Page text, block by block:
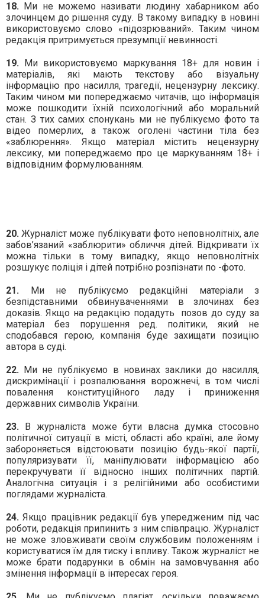
18. Ми не можемо називати людину хабарником або
злочинцем до рішення суду. В такому випадку в новині
використовуємо слово «підозрюваний». Таким чином
редакція притримується презумпції невинності.
19. Ми використовуємо маркування 18+ для новин і
матеріалів, які мають текстову або візуальну
інформацію про насилля, трагедії, нецензурну лексику.
Таким чином ми попереджаємо читачів, що інформація
може пошкодити їхній психологічний або моральний
стан. З тих самих спонукань ми не публікуємо фото та
відео померлих, а також оголені частини тіла без
«заблюрення». Якщо матеріал містить нецензурну
лексику, ми попереджаємо про це маркуванням 18+ і
відповідним формулюванням.
20. Журналіст може публікувати фото неповнолітніх, але
забов’язаний «заблюрити» обличчя дітей. Відкривати їх
можна тільки в тому випадку, якщо неповнолітніх
розшукує поліція і дітей потрібно розпізнати по -фото.
21. Ми не публікуємо редакційні матеріали з
безпідставними обвинуваченнями в злочинах без
доказів. Якщо на редакцію подадуть
позов до суду за
матеріал без порушення ред. політики, який не
сподобався герою, компанія буде захищати позицію
автора в суді.
22. Ми не публікуємо в новинах заклики до насилля,
дискримінації і розпалювання ворожнечі, в том числі
повалення конституційного ладу і приниження
державних символів України.
23. В журналіста може бути власна думка стосовно
політичної ситуації в місті, області або країні, але йому
забороняється відстоювати позицію будь-якої партії,
популяризувати її, маніпулювати інформацією або
перекручувати її відносно інших політичних партій.
Аналогічна ситуація і з релігійними або особистими
поглядами журналіста.
24. Якщо працівник редакції був упередженим під час
роботи, редакція припинить з ним співпрацю. Журналіст
не може зловживати своїм службовим положенням і
користуватися їм для тиску і впливу. Також журналіст не
може брати подарунки в обмін на замовчування або
змінення інформації в інтересах героя.